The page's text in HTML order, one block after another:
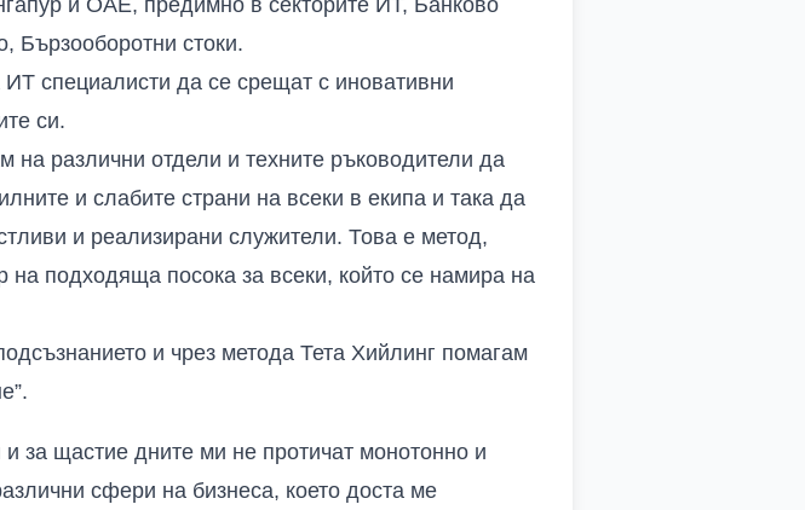
и ОАЕ, предимно в секторите ИТ, Банково
Бързооборотни стоки.
специалисти да се срещат с иновативни
си.
различни отдели и техните ръководители да
и слабите страни на всеки в екипа и така да
и реализирани служители. Това е метод,
на подходяща посока за всеки, който се намира на
и чрез метода Тета Хийлинг помагам
за щастие дните ми не протичат монотонно и
сфери на бизнеса, което доста ме